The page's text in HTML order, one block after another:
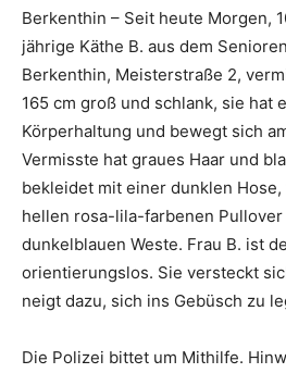
Berkenthin – Seit heute Morgen,
jährige Käthe B. aus dem
Berkenthin, Meisterstraße 2,
165 cm groß und schlank, sie hat
Körperhaltung und bewegt sich
Vermisste hat graues Haar und
bekleidet mit einer dunklen
hellen rosa-lila-farbenen
dunkelblauen Weste. Frau B. ist
orientierungslos. Sie versteckt
neigt dazu, sich ins Gebüsch zu
Die Polizei bittet um Mithilfe.